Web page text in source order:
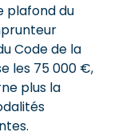
plafond du
Code de la
les 75 000 €,
plus la